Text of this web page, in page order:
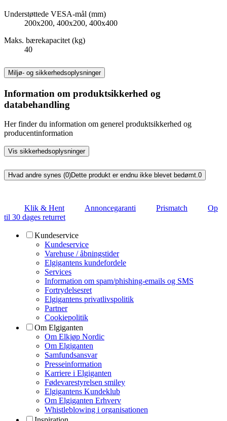
Understøttede VESA-mål (mm)
200x200, 400x200, 400x400
Maks. bærekapacitet (kg)
40
Miljø- og sikkerhedsoplysninger
Information om produktsikkerhed og
databehandling
Her finder du information om generel produktsikkerhed og
producentinformation
Vis sikkerhedsoplysninger
Hvad andre synes (0)Dette produkt er endnu ikke blevet bedømt.0
Klik & Hent Annoncegaranti Prismatch
Op
til 30 dages returret
Kundeservice
Kundeservice
Varehuse / åbningstider
Elgigantens kundefordele
Services
Information om spam/phishing-emails og SMS
Fortrydelsesret
Elgigantens privatlivspolitik
Partner
Cookiepolitik
Om Elgiganten
Om Elkjøp Nordic
Om Elgiganten
Samfundsansvar
Presseinformation
Karriere i Elgiganten
Fødevarestyrelsen smiley
Elgigantens Kundeklub
Om Elgiganten Erhverv
Whistleblowing i organisationen